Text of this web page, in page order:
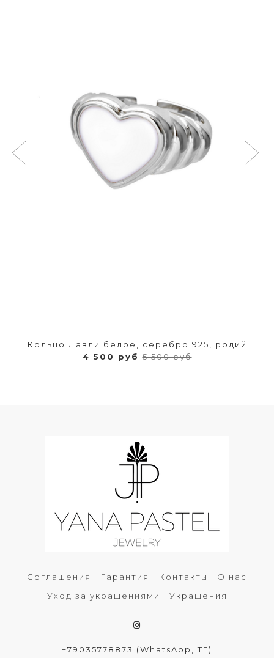
Кольцо Лавли белое, серебро 925, родий
4 500 руб5 500 руб
Соглашения Гарантия Контакты
О нас
Уход за украшениями
Украшения
+79035778873 (WhatsApp, ТГ)